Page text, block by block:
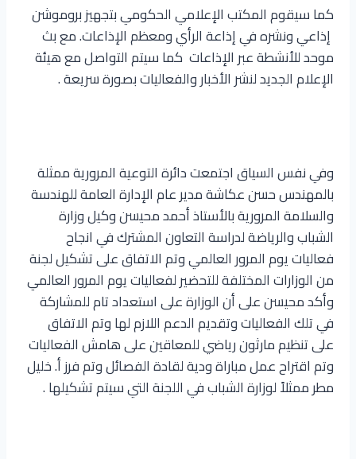
كما سيقوم المكتب الإعلامي الحكومي بتجهيز بروموشن
إذاعي ونشره في إذاعة الرأي ومعظم الإذاعات. مع بث
موحد للأنشطة عبر الإذاعات كما سيتم التواصل مع هيئة
الإعلام الجديد لنشر الأخبار والفعاليات بصورة سريعة .
وفي نفس السياق اجتمعت دائرة التوعية المرورية ممثلة
بالمهندس حسن عكاشة مدير عام الإدارة العامة للهندسة
والسلامة المرورية بالأستاذ أحمد محيسن وكيل وزارة
الشباب والرياضة لدراسة التعاون المشترك في انجاح
فعاليات يوم المرور العالمي وتم الاتفاق على تشكيل لجنة
من الوزارات المختلفة للتحضير لفعاليات يوم المرور العالمي
وأكد محيسن على أن الوزارة على استعداد تام للمشاركة
في تلك الفعاليات وتقديم الدعم اللازم لها وتم الاتفاق
على تنظيم مارثون رياضي للمعاقين على هامش الفعاليات
وتم اقتراح عمل مباراة ودية لقادة الفصائل وتم فرز أ. خليل
مطر ممثلاً لوزارة الشباب في اللجنة التي سيتم تشكيلها .